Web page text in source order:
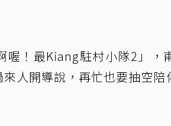
喔！最Kiang駐村小隊2」，
來人開導說，再忙也要抽空